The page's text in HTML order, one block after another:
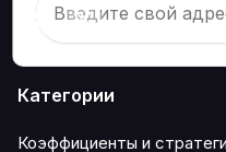
Категории
Коэффициенты и